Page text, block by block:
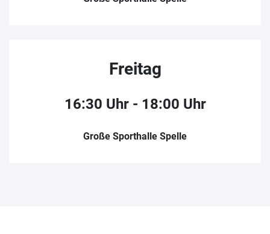
Freitag
16:30 Uhr - 18:00 Uhr
Große Sporthalle Spelle